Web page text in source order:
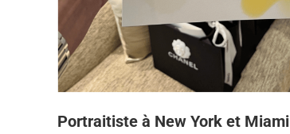
Portraitiste à New York et Miami